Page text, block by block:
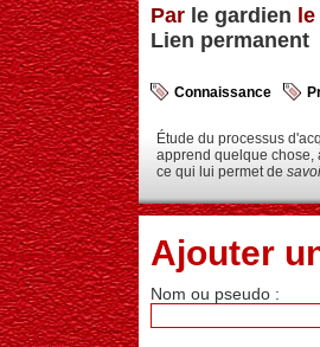
Par le gardien
Lien permanent
Connaissance
Étude du processus
apprend quelque chose,
ce qui lui permet de
Ajouter
Nom ou pseudo :